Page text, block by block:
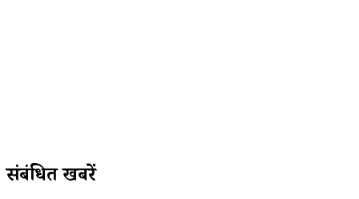
संबंधित खबरें